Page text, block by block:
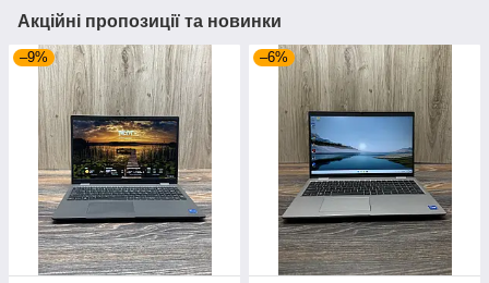
Акційні пропозиції та новинки
–9% –6%